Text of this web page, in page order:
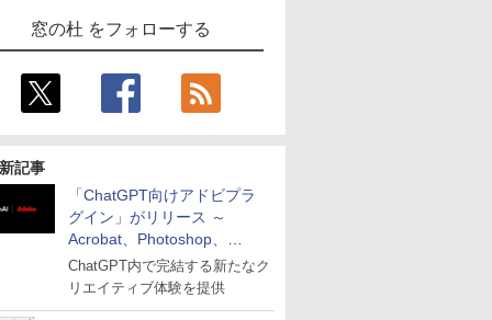
窓の杜 をフォローする
記事
「ChatGPT向けアドビプラ
グイン」がリリース ～
Acrobat、Photoshop、
Premiereなどの機能を1つの
プラグインに統合
ChatGPT内で完結する新たなク
リエイティブ体験を提供